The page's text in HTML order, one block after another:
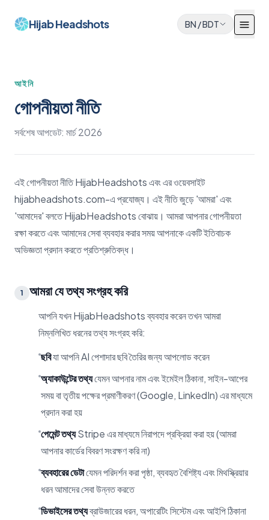
Hijab Headshots BN /BDT
আইনি
গোপনীয়তা নীতি
সর্বশেষ আপডেট: মার্চ 2026
এই গোপনীয়তা নীতি HijabHeadshots এবং এর ওয়েবসাইট
hijabheadshots.com-এ প্রযোজ্য। এই নীতি জুড়ে 'আমরা' এবং
'আমাদের' বলতে HijabHeadshots বোঝায়। আমরা আপনার গোপনীয়তা
রক্ষা করতে এবং আমাদের সেবা ব্যবহার করার সময় আপনাকে একটি ইতিবাচক
অভিজ্ঞতা প্রদান করতে প্রতিশ্রুতিবদ্ধ।
1 আমরা যে তথ্য সংগ্রহ করি
আপনি যখন HijabHeadshots ব্যবহার করেন তখন আমরা
নিম্নলিখিত ধরনের তথ্য সংগ্রহ করি:
ছবিযা আপনি AI পেশাদার ছবি তৈরির জন্য আপলোড করেন
অ্যাকাউন্টের তথ্যযেমন আপনার নাম এবং ইমেইল ঠিকানা, সাইন-আপের
সময় বা তৃতীয় পক্ষের প্রমাণীকরণ (Google, LinkedIn) এর মাধ্যমে
প্রদান করা হয়
পেমেন্ট তথ্যStripe এর মাধ্যমে নিরাপদে প্রক্রিয়া করা হয় (আমরা
আপনার কার্ডের বিবরণ সংরক্ষণ করি না)
ব্যবহারের ডেটাযেমন পরিদর্শন করা পৃষ্ঠা, ব্যবহৃত বৈশিষ্ট্য এবং মিথস্ক্রিয়ার
ধরন আমাদের সেবা উন্নত করতে
ডিভাইসের তথ্যব্রাউজারের ধরন, অপারেটিং সিস্টেম এবং আইপি ঠিকানা